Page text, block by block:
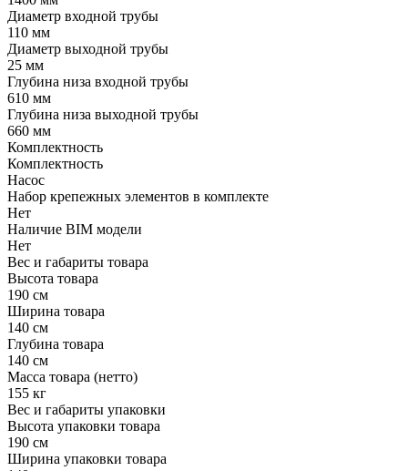
Диаметр входной трубы
110 мм
Диаметр выходной трубы
25 мм
Глубина низа входной трубы
610 мм
Глубина низа выходной трубы
660 мм
Комплектность
Комплектность
Насос
Набор крепежных элементов в комплекте
Нет
Наличие BIM модели
Нет
Вес и габариты товара
Высота товара
190 см
Ширина товара
140 см
Глубина товара
140 см
Масса товара (нетто)
155 кг
Вес и габариты упаковки
Высота упаковки товара
190 см
Ширина упаковки товара